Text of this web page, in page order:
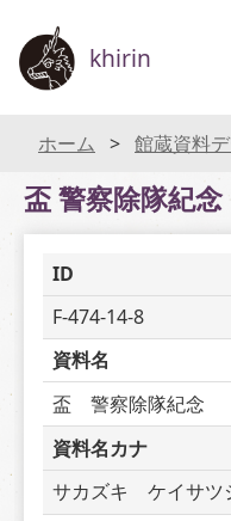
khirin
ホーム 館蔵資料
盃 警察除隊紀念
ID
F-474-14-8
資料名
盃　警察除隊紀念
資料名カナ
サカズキ　ケイサツ